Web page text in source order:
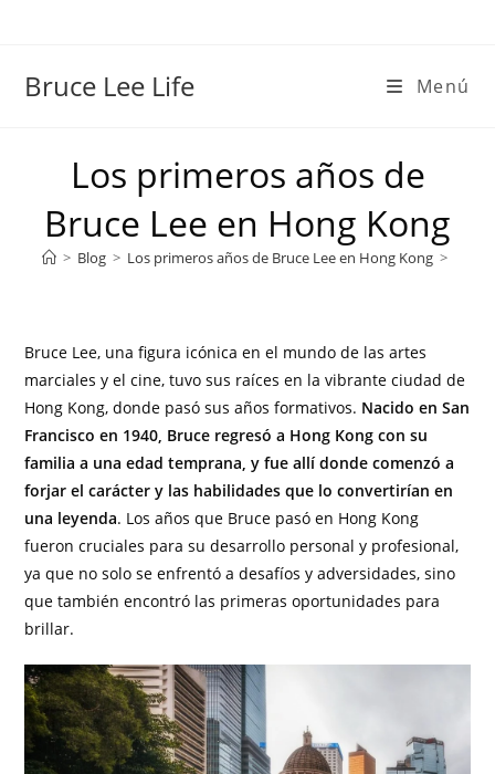
Bruce Lee Life Menú
Los primeros años de
Bruce Lee en Hong Kong
> Blog > Los primeros años de Bruce Lee en Hong Kong >
Bruce Lee, una figura icónica en el mundo de las artes
marciales y el cine, tuvo sus raíces en la vibrante ciudad de
Hong Kong, donde pasó sus años formativos. Nacido en San
Francisco en 1940, Bruce regresó a Hong Kong con su
familia a una edad temprana, y fue allí donde comenzó a
forjar el carácter y las habilidades que lo convertirían en
una leyenda. Los años que Bruce pasó en Hong Kong
fueron cruciales para su desarrollo personal y profesional,
ya que no solo se enfrentó a desafíos y adversidades, sino
que también encontró las primeras oportunidades para
brillar.